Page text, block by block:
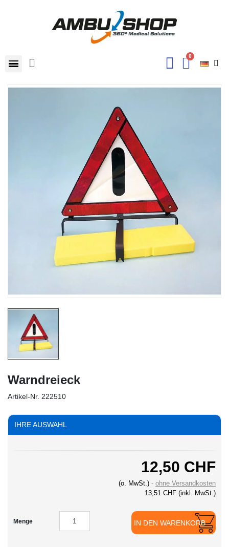
Warndreieck
Artikel-Nr. 222510
IHRE AUSWAHL
12,50 CHF
(o. MwSt.)
ohne Versandkosten
13,51 CHF (inkl. MwSt.)
Menge IN DEN WARENKORB